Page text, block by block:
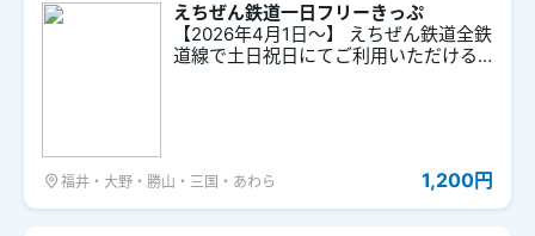
えちぜん鉄道一日フリーきっぷ
【2026年4月1日～】 えちぜん鉄道全鉄
道線で土日祝日にてご利用いただける1
福井・大野・勝山・三国・あわら 1,200円